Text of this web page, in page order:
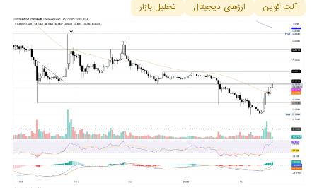
آلت کوین ارزهای دیجیتال تحلیل بازار